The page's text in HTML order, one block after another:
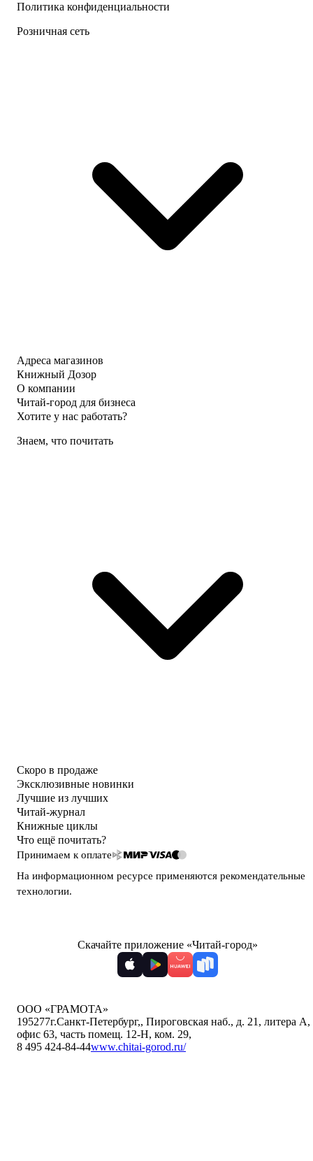
Политика конфиденциальности
Розничная сеть
Адреса магазинов
Книжный Дозор
О компании
Читай-город для бизнеса
Хотите у нас работать?
Знаем, что почитать
Скоро в продаже
Эксклюзивные новинки
Лучшие из лучших
Читай-журнал
Книжные циклы
Что ещё почитать?
Принимаем к оплате
На информационном ресурсе применяются рекомендательные
технологии.
Скачайте приложение «Читай-город»
ООО «ГРАМОТА»
195277г.Санкт-Петербург,, Пироговская наб., д. 21, литера А,
офис 63, часть помещ. 12-Н, ком. 29,
8 495 424-84-44www.chitai-gorod.ru/